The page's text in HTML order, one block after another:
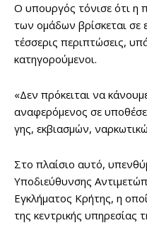
Ο υπουργός τόνισε ότι η
των ομάδων βρίσκεται σε
τέσσερις περιπτώσεις,
κατηγορούμενοι.
«Δεν πρόκειται να
αναφερόμενος σε
γης, εκβιασμών,
Στο πλαίσιο αυτό,
Υποδιεύθυνσης
Εγκλήματος Κρήτης, η
της κεντρικής υπηρεσίας